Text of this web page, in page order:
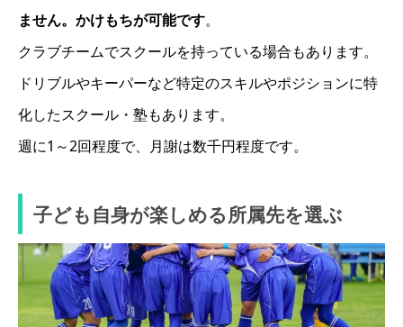
ません。かけもちが可能です。
クラブチームでスクールを持っている場合もあります。
ドリブルやキーパーなど特定のスキルやポジションに特
化したスクール・塾もあります。
週に1～2回程度で、月謝は数千円程度です。
子ども自身が楽しめる所属先を選ぶ